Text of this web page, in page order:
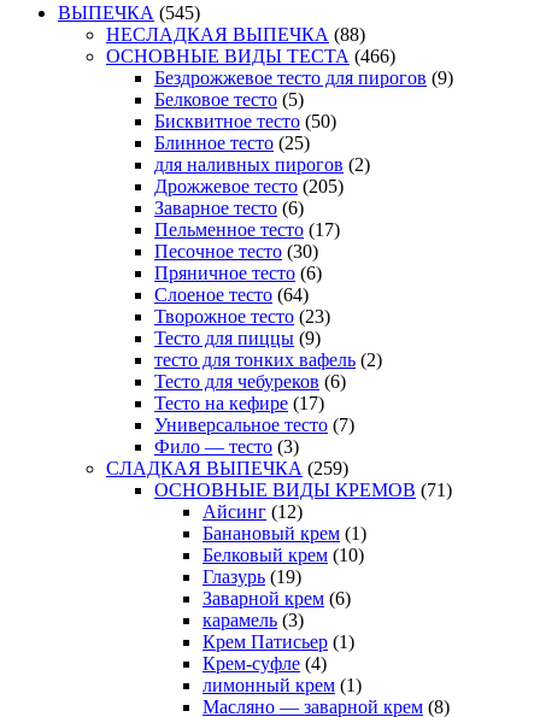
ВЫПЕЧКА (545)
НЕСЛАДКАЯ ВЫПЕЧКА (88)
ОСНОВНЫЕ ВИДЫ ТЕСТА (466)
Бездрожжевое тесто для пирогов (9)
Белковое тесто (5)
Бисквитное тесто (50)
Блинное тесто (25)
для наливных пирогов (2)
Дрожжевое тесто (205)
Заварное тесто (6)
Пельменное тесто (17)
Песочное тесто (30)
Пряничное тесто (6)
Слоеное тесто (64)
Творожное тесто (23)
Тесто для пиццы (9)
тесто для тонких вафель (2)
Тесто для чебуреков (6)
Тесто на кефире (17)
Универсальное тесто (7)
Фило — тесто (3)
СЛАДКАЯ ВЫПЕЧКА (259)
ОСНОВНЫЕ ВИДЫ КРЕМОВ (71)
Айсинг (12)
Банановый крем (1)
Белковый крем (10)
Глазурь (19)
Заварной крем (6)
карамель (3)
Крем Патисьер (1)
Крем-суфле (4)
лимонный крем (1)
Масляно — заварной крем (8)